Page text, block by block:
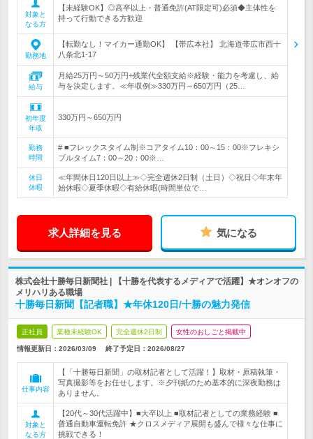
対象と
なる方
【未経験OK】◎高卒以上・普通免許(AT限定可)必須◆主体性を
持って行動できる方歓迎
勤務地
【転勤なし！マイカー通勤OK】 【帯広本社】 北海道帯広市西十
八条北1-17
給与
月給25万円～50万円+残業代全額支給※経験・能力を考慮し、給
与を決定します。≪年収例≫330万円～650万円（25…
初年度
年収
330万円～650万円
勤務
時間
# ■フレックスタイム制※コアタイム10：00～15：00※フレキシ
ブルタイム7：00～20：00※…
休日
休暇
≪年間休日120日以上≫◇完全週休2日制（土日）◇祝日◇年末年
始休暇◇夏季休暇◇有給休暇(時間単位で…
求人詳細を見る 気になる
株式会社十勝毎日新聞社 | 【十勝を代表するメディアで活躍】★オンオフの
メリハリある職場
十勝毎日新聞【記者職】★年休120日/十勝の魅力発信
正社員 業種未経験OK 完全週休2日制 女性のおしごと掲載中
情報更新日：2026/03/09 終了予定日： 2026/08/27
仕事内容
【「十勝毎日新聞」の取材記者として活躍！】取材・原稿執筆・
写真撮影等をお任せします。※夕刊紙のため基本的に深夜勤務は
ありません。
対象と
なる方
【20代～30代活躍中】■大卒以上 ■取材記者としての業務経験 ■
普通自動車運転免許 ★クロスメディア展開も盛んで様々な仕事に
挑戦できる！